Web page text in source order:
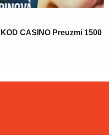
CASINO Preuzmi 1500